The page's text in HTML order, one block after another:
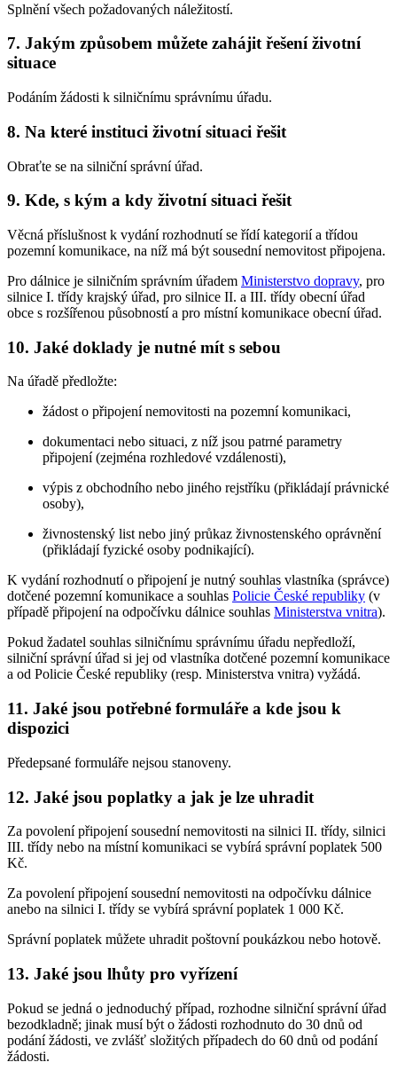
Splnění všech požadovaných náležitostí.
7. Jakým způsobem můžete zahájit řešení životní
situace
Podáním žádosti k silničnímu správnímu úřadu.
8. Na které instituci životní situaci řešit
Obraťte se na silniční správní úřad.
9. Kde, s kým a kdy životní situaci řešit
Věcná příslušnost k vydání rozhodnutí se řídí kategorií a třídou
pozemní komunikace, na níž má být sousední nemovitost připojena.
Pro dálnice je silničním správním úřadem Ministerstvo dopravy, pro
silnice I. třídy krajský úřad, pro silnice II. a III. třídy obecní úřad
obce s rozšířenou působností a pro místní komunikace obecní úřad.
10. Jaké doklady je nutné mít s sebou
Na úřadě předložte:
žádost o připojení nemovitosti na pozemní komunikaci,
dokumentaci nebo situaci, z níž jsou patrné parametry
připojení (zejména rozhledové vzdálenosti),
výpis z obchodního nebo jiného rejstříku (přikládají právnické
osoby),
živnostenský list nebo jiný průkaz živnostenského oprávnění
(přikládají fyzické osoby podnikající).
K vydání rozhodnutí o připojení je nutný souhlas vlastníka (správce)
dotčené pozemní komunikace a souhlas Policie České republiky (v
případě připojení na odpočívku dálnice souhlas Ministerstva vnitra).
Pokud žadatel souhlas silničnímu správnímu úřadu nepředloží,
silniční správní úřad si jej od vlastníka dotčené pozemní komunikace
a od Policie České republiky (resp. Ministerstva vnitra) vyžádá.
11. Jaké jsou potřebné formuláře a kde jsou k
dispozici
Předepsané formuláře nejsou stanoveny.
12. Jaké jsou poplatky a jak je lze uhradit
Za povolení připojení sousední nemovitosti na silnici II. třídy, silnici
III. třídy nebo na místní komunikaci se vybírá správní poplatek 500
Kč.
Za povolení připojení sousední nemovitosti na odpočívku dálnice
anebo na silnici I. třídy se vybírá správní poplatek 1 000 Kč.
Správní poplatek můžete uhradit poštovní poukázkou nebo hotově.
13. Jaké jsou lhůty pro vyřízení
Pokud se jedná o jednoduchý případ, rozhodne silniční správní úřad
bezodkladně; jinak musí být o žádosti rozhodnuto do 30 dnů od
podání žádosti, ve zvlášť složitých případech do 60 dnů od podání
žádosti.